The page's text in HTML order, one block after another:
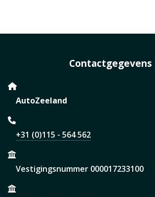
Contactgegevens
AutoZeeland
+31 (0)115 - 564 562
Vestigingsnummer 000017233100